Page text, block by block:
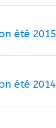
été 2015
été 2014